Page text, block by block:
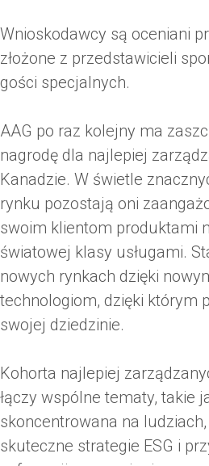
Wnioskodawcy są oceniani
złożone z przedstawicieli
gości specjalnych.
AAG po raz kolejny ma
nagrodę dla najlepiej
Kanadzie. W świetle
rynku pozostają oni
swoim klientom produktami
światowej klasy usługami.
nowych rynkach dzięki
technologiom, dzięki którym
swojej dziedzinie.
Kohorta najlepiej
łączy wspólne tematy, takie
skoncentrowana na
skuteczne strategie ESG i